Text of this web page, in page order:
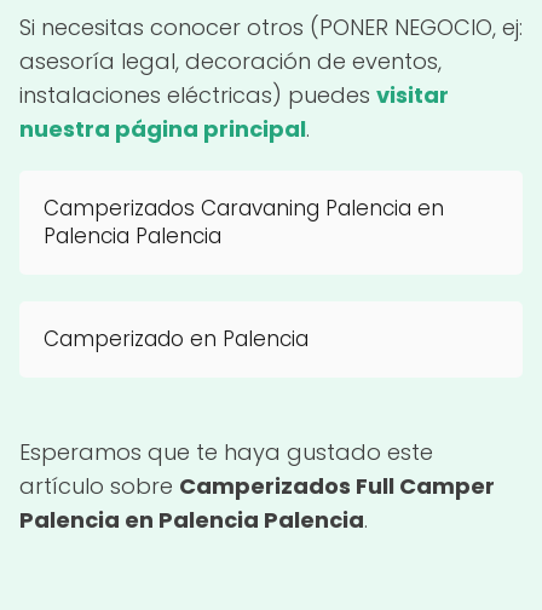
Si necesitas conocer otros (PONER NEGOCIO, ej:
asesoría legal, decoración de eventos,
instalaciones eléctricas) puedes visitar
nuestra página principal.
Camperizados Caravaning Palencia en
Palencia Palencia
Camperizado en Palencia
Esperamos que te haya gustado este
artículo sobre Camperizados Full Camper
Palencia en Palencia Palencia.